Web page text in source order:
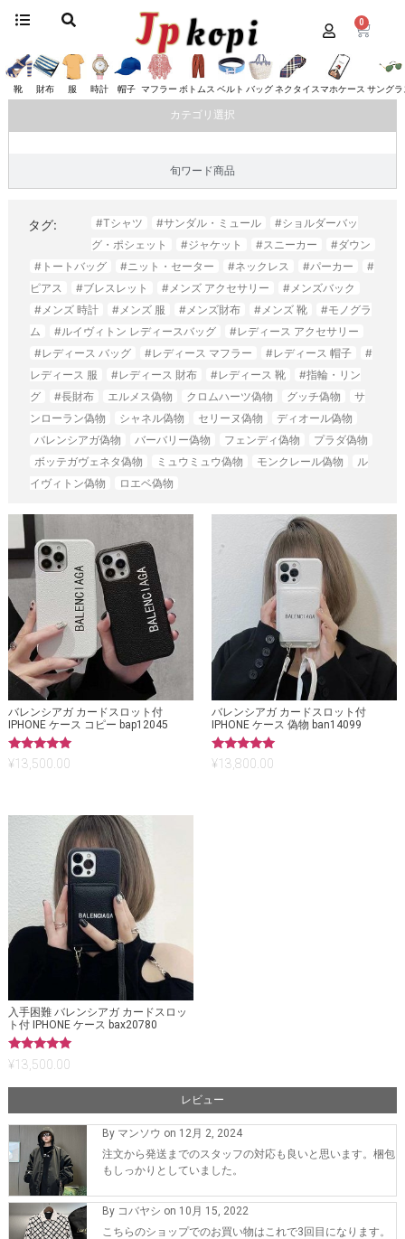
0
靴 財布 服 時計 帽子 マフラー ボトムス ベルト バッグネクタイ スマホケース サング
スマホケース / バレンシアガ
バレンシアガ
カテゴリ選択
旬ワード商品
タグ: #Tシャツ #サンダル・ミュール
#ショルダーバッ
グ・ポシェット
#ジャケット #スニーカー
#ダウン
#トートバッグ
#ニット・セーター #ネックレス #パーカー
#
ピアス
#ブレスレット #メンズ アクセサリー
#メンズバック
#メンズ 時計
#メンズ 服 #メンズ財布 #メンズ 靴
#モノグラ
ム
#ルイヴィトン レディースバッグ
#レディース アクセサリー
#レディース バッグ
#レディース マフラー #レディース 帽子
#
レディース 服
#レディース 財布 #レディース 靴
#指輪・リン
グ
#長財布 エルメス偽物 クロムハーツ偽物 グッチ偽物
サ
ンローラン偽物
シャネル偽物 セリーヌ偽物
ディオール偽物
バレンシアガ偽物
バーバリー偽物 フェンディ偽物
プラダ偽物
ボッテガヴェネタ偽物
ミュウミュウ偽物 モンクレール偽物
ル
イヴィトン偽物
ロエベ偽物
バレンシアガ カードスロット付
IPHONE ケース コピー bap12045
5段階中
5.00
¥13,500.00
バレンシアガ カードスロット付
IPHONE ケース 偽物 ban14099
5段階中
5.00
¥13,800.00
入手困難 バレンシアガ カードスロッ
ト付 IPHONE ケース bax20780
5段階中
5.00
¥13,500.00
レビュー
By マンソウ on 12月 2, 2024
注文から発送までのスタッフの対応も良いと思います。梱包
もしっかりとしていました。
By コバヤシ on 10月 15, 2022
こちらのショップでのお買い物はこれで3回目になります。